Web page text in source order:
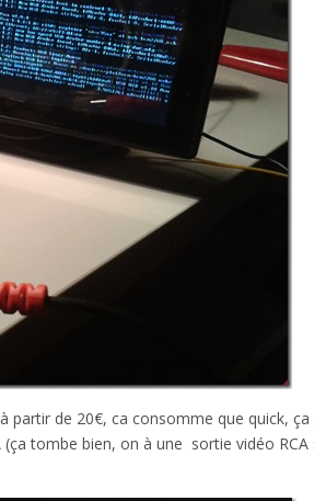
partir de 20€, ca consomme que quick,
(ça tombe bien, on à une sortie vidéo